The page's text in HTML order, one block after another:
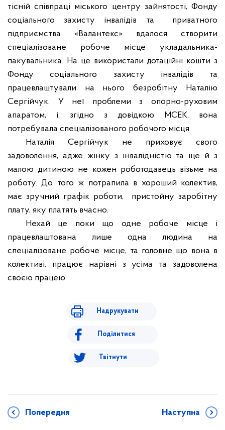
тісній співпраці міського центру зайнятості, Фонду
соціального захисту інвалідів та
приватного
підприємства «Валантекс» вдалося створити
спеціалізоване робоче місце укладальника-
пакувальника. На це використали дотаційні кошти з
Фонду соціального захисту інвалідів та
працевлаштували на нього безробітну Наталію
Сергійчук. У неї проблеми з опорно-руховим
апаратом, і, згідно з довідкою МСЕК, вона
потребувала спеціалізованого робочого місця.
Наталія Сергійчук не приховує свого
задоволення, адже жінку з інвалідністю та ще й з
малою дитиною не кожен роботодавець візьме на
роботу. До того ж потрапила в хороший колектив,
має зручний графік роботи,
пристойну заробітну
плату, яку платять вчасно.
Нехай це поки що одне робоче місце і
працевлаштована лише одна людина на
спеціалізоване робоче місце, та головне що вона в
колективі, працює нарівні з усіма та задоволена
своєю працею.
Надрукувати
Поділитися
Твітнути
Попередня Наступна